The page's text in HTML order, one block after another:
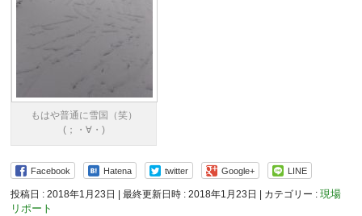
もはや普通に雪国（笑）
(；・∀・)
Facebook Hatena twitter Google+ LINE
投稿日 : 2018年1月23日 最終更新日時 : 2018年1月23日 カテゴリー :現場
リポート